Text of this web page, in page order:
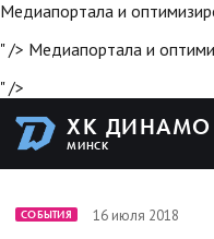
Медиапортала и
" /> Медиапортала и
" />
ХК ДИНАМО
МИНСК
СОБЫТИЯ 16 июля 2018